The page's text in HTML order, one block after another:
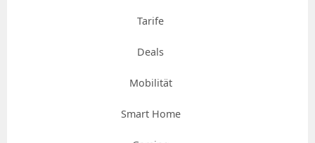
Tarife
Deals
Mobilität
Smart Home